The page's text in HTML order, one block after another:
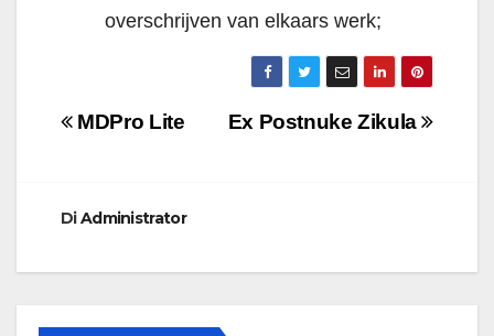
overschrijven van elkaars werk;
NavigazioneEx Postnuke Zikula
MDPro Lite
DiAdministrator